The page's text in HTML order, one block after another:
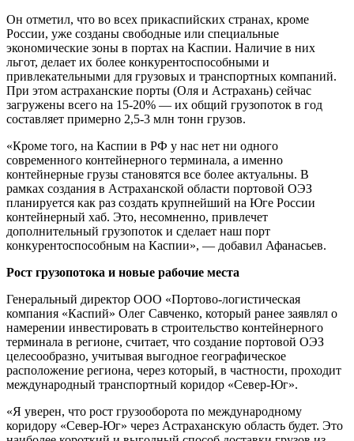
Он отметил, что во всех прикаспийских странах, кроме
России, уже созданы свободные или специальные
экономические зоны в портах на Каспии. Наличие в них
льгот, делает их более конкурентоспособными и
привлекательными для грузовых и транспортных компаний.
При этом астраханские порты (Оля и Астрахань) сейчас
загружены всего на 15-20% — их общий грузопоток в год
составляет примерно 2,5-3 млн тонн грузов.
«Кроме того, на Каспии в РФ у нас нет ни одного
современного контейнерного терминала, а именно
контейнерные грузы становятся все более актуальны. В
рамках создания в Астраханской области портовой ОЭЗ
планируется как раз создать крупнейший на Юге России
контейнерный хаб. Это, несомненно, привлечет
дополнительный грузопоток и сделает наш порт
конкурентоспособным на Каспии», — добавил Афанасьев.
Рост грузопотока и новые рабочие места
Генеральный директор ООО «Портово-логистическая
компания «Каспий» Олег Савченко, который ранее заявлял о
намерении инвестировать в строительство контейнерного
терминала в регионе, считает, что создание портовой ОЭЗ
целесообразно, учитывая выгодное географическое
расположение региона, через который, в частности, проходит
международный транспортный коридор «Север-Юг».
«Я уверен, что рост грузооборота по международному
коридору «Север-Юг» через Астраханскую область будет. Это